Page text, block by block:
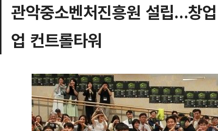
관악중소벤처진흥원 설립…창
업 컨트롤타워